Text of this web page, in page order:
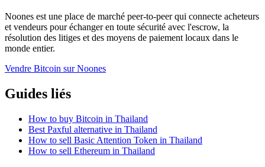
Noones est une place de marché peer-to-peer qui connecte acheteurs
et vendeurs pour échanger en toute sécurité avec l'escrow, la
résolution des litiges et des moyens de paiement locaux dans le
monde entier.
Vendre Bitcoin sur Noones
Guides liés
How to buy Bitcoin in Thailand
Best Paxful alternative in Thailand
How to sell Basic Attention Token in Thailand
How to sell Ethereum in Thailand